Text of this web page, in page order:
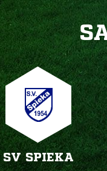
SV SPIEKA